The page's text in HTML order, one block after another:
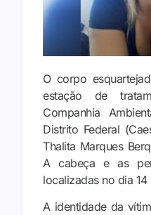
O corpo
estação de
Companhia
Distrito Federal
Thalita Marques
A cabeça e as
localizadas no dia
A identidade da